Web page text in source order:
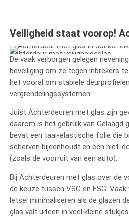
Veiligheid staat voorop!
Achterdeur met veiligheidsglas
De vaak verborgen gelegen
beveiliging om ze tegen inbrekers
het vooral om stabiele
vergrendelingssystemen.
Juist Achterdeuren met glas zijn
daarom is het gebruik van Gelaagd
bevat een taai-elastische folie die
scherven bijeenhoudt en een niet-
(zoals de voorruit van een auto).
Bij Achterdeuren met glas over de
de keuze tussen VSG en ESG.
letsel minimaliseren als de glazen
glas valt uiteen in veel kleine